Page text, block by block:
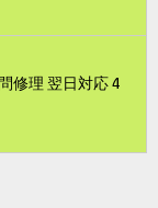
修理 翌日対応 4